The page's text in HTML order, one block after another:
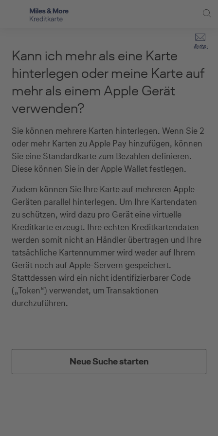
Direkt zur Suche (Enter drücken)
Direkt zum Hauptinhalt (Enter drücken)
Kontakt
Suche
Selbstständige
Unternehmen
Service
Miles & More Programm
Schritt für Schritt zur neuen Karte
Kreditkarte empfehlen
Kreditkarten-Banking
Kreditkarte beantragen
Kann ich mehr als eine Karte
hinterlegen oder meine Karte auf
mehr als einem Apple Gerät
verwenden?
Sie können mehrere Karten hinterlegen. Wenn Sie 2
oder mehr Karten zu Apple Pay hinzufügen, können
Sie eine Standardkarte zum Bezahlen definieren.
Diese können Sie in der Apple Wallet festlegen.
Zudem können Sie Ihre Karte auf mehreren Apple-
Geräten parallel hinterlegen. Um Ihre Kartendaten
zu schützen, wird dazu pro Gerät eine virtuelle
Kreditkarte erzeugt. Ihre echten Kreditkartendaten
werden somit nicht an Händler übertragen und Ihre
tatsächliche Kartennummer wird weder auf Ihrem
Gerät noch auf Apple-Servern gespeichert.
Stattdessen wird ein nicht identifizierbarer Code
(„Token“) verwendet, um Transaktionen
durchzuführen.
Neue Suche starten